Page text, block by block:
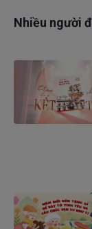
Nhiều người